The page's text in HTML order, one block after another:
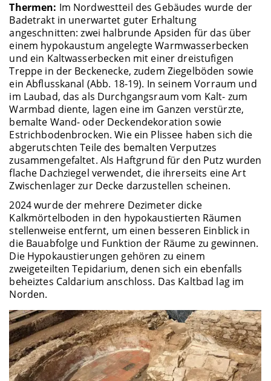
Thermen: Im Nordwestteil des Gebäudes wurde der
Badetrakt in unerwartet guter Erhaltung
angeschnitten: zwei halbrunde Apsiden für das über
einem hypokaustum angelegte Warmwasserbecken
und ein Kaltwasserbecken mit einer dreistufigen
Treppe in der Beckenecke, zudem Ziegelböden sowie
ein Abflusskanal (Abb. 18-19). In seinem Vorraum und
im Laubad, das als Durchgangsraum vom Kalt- zum
Warmbad diente, lagen eine im Ganzen verstürzte,
bemalte Wand- oder Deckendekoration sowie
Estrichbodenbrocken. Wie ein Plissee haben sich die
abgerutschten Teile des bemalten Verputzes
zusammengefaltet. Als Haftgrund für den Putz wurden
flache Dachziegel verwendet, die ihrerseits eine Art
Zwischenlager zur Decke darzustellen scheinen.
2024 wurde der mehrere Dezimeter dicke
Kalkmörtelboden in den hypokaustierten Räumen
stellenweise entfernt, um einen besseren Einblick in
die Bauabfolge und Funktion der Räume zu gewinnen.
Die Hypokaustierungen gehören zu einem
zweigeteilten Tepidarium, denen sich ein ebenfalls
beheiztes Caldarium anschloss. Das Kaltbad lag im
Norden.